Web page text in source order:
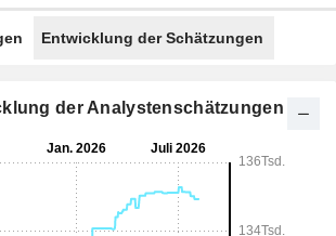
Entwicklung der Schätzungen
der Analystenschätzungen